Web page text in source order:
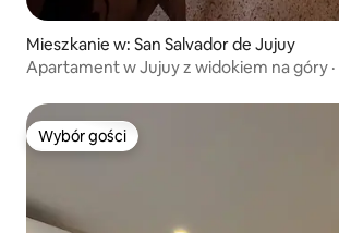
Mieszkanie w: San Salvador de Jujuy
Apartament w Jujuy z widokiem na góry ·
Wybór gości
Wybór gości